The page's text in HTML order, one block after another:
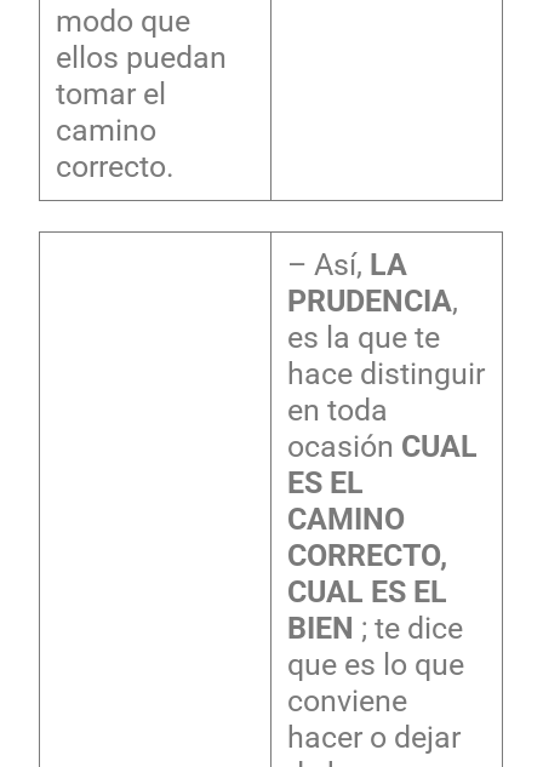
modo que
ellos puedan
tomar el
camino
correcto.
– Así, LA
PRUDENCIA,
es la que te
hace distinguir
en toda
ocasión CUAL
ES EL
CAMINO
CORRECTO,
CUAL ES EL
BIEN ; te dice
que es lo que
conviene
hacer o dejar